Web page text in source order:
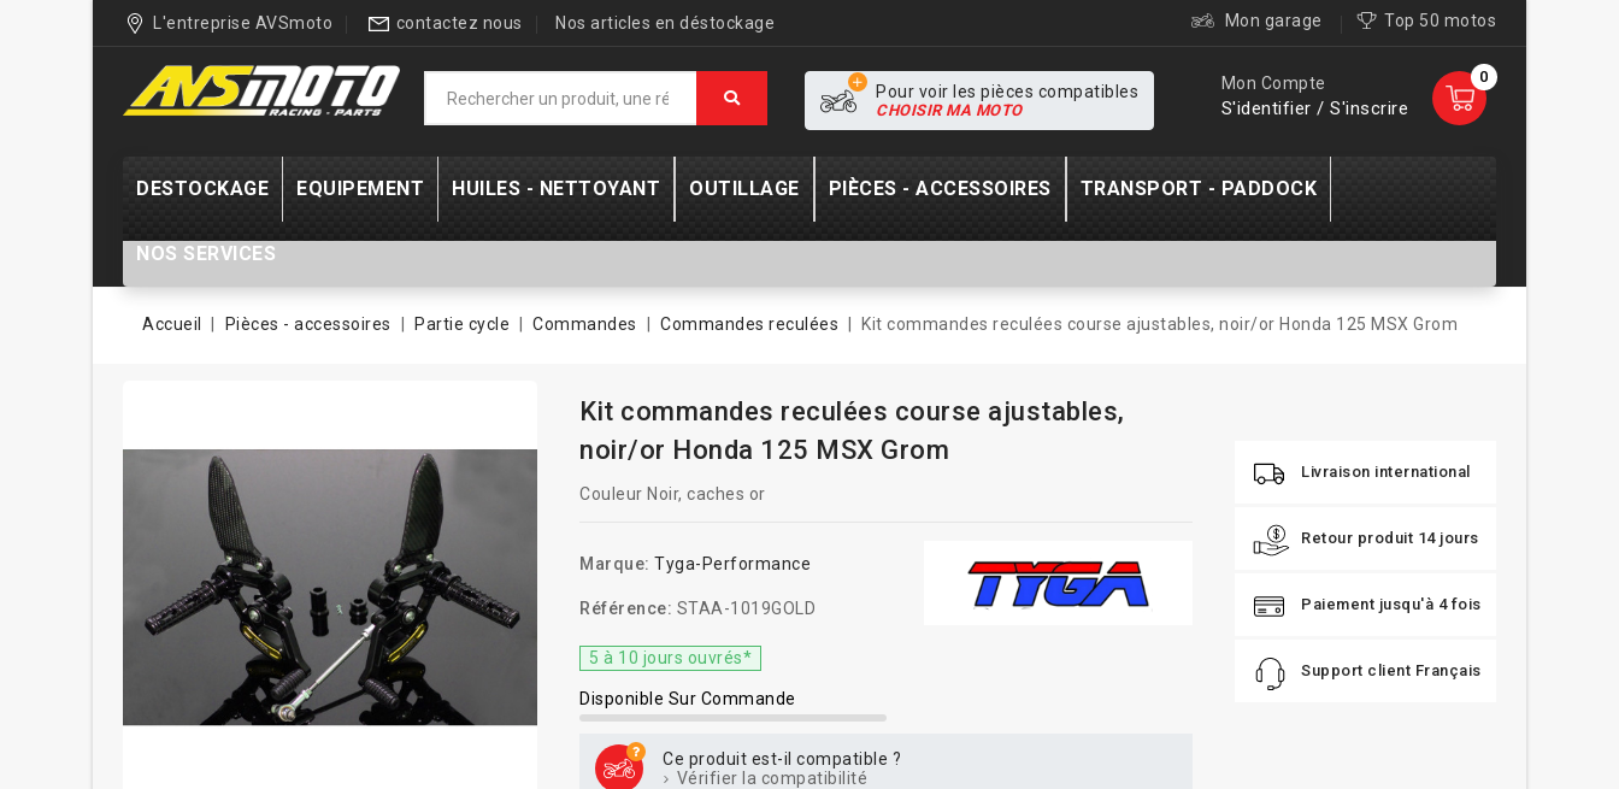
L'entreprise AVSmoto contactez nous Nos articles en déstockage Mon garage Top 50 motos
0
Mon Compte
S'identifier / S'inscrire
Pour voir les pièces compatibles
CHOISIR MA MOTO
DESTOCKAGE EQUIPEMENT HUILES - NETTOYANT OUTILLAGE PIÈCES - ACCESSOIRES TRANSPORT - PADDOCK
NOS SERVICES
Accueil Pièces - accessoires Partie cycle Commandes Commandes reculées Kit commandes reculées course ajustables, noir/or Honda 125 MSX Grom
Kit commandes reculées course ajustables,
noir/or Honda 125 MSX Grom
Couleur Noir, caches or
Marque: Tyga-Performance
Référence: STAA-1019GOLD
5 à 10 jours ouvrés*
Disponible Sur Commande
Ce produit est-il compatible ?
Vérifier la compatibilité
Livraison international
Retour produit 14 jours
Paiement jusqu'à 4 fois
Support client Français